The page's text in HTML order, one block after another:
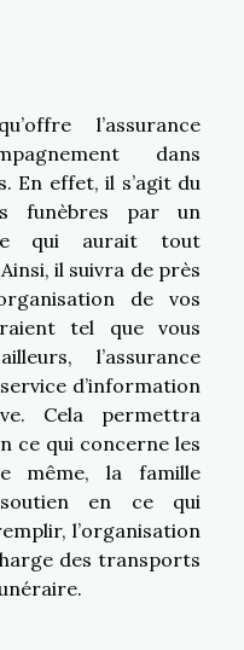
l’assurance
dans
En effet, il s’agit du
funèbres par un
qui aurait tout
il suivra de près
de vos
tel que vous
l’assurance
d’information
Cela permettra
ce qui concerne les
même, la famille
soutien en ce qui
l’organisation
des transports